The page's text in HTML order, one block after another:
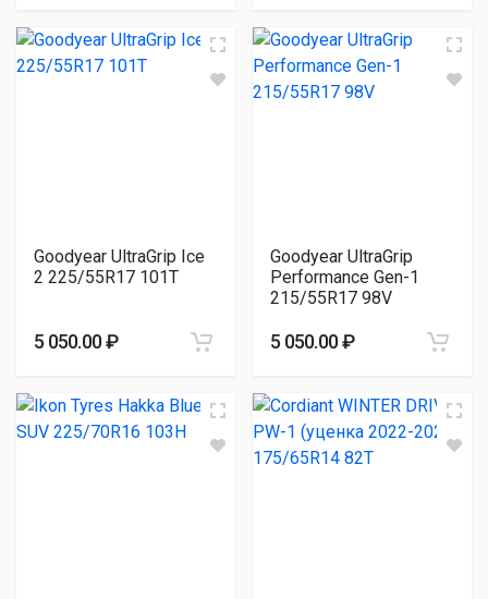
Goodyear UltraGrip Ice
2 225/55R17 101T
5 050.00 ₽
Goodyear UltraGrip
Performance Gen-1
215/55R17 98V
5 050.00 ₽